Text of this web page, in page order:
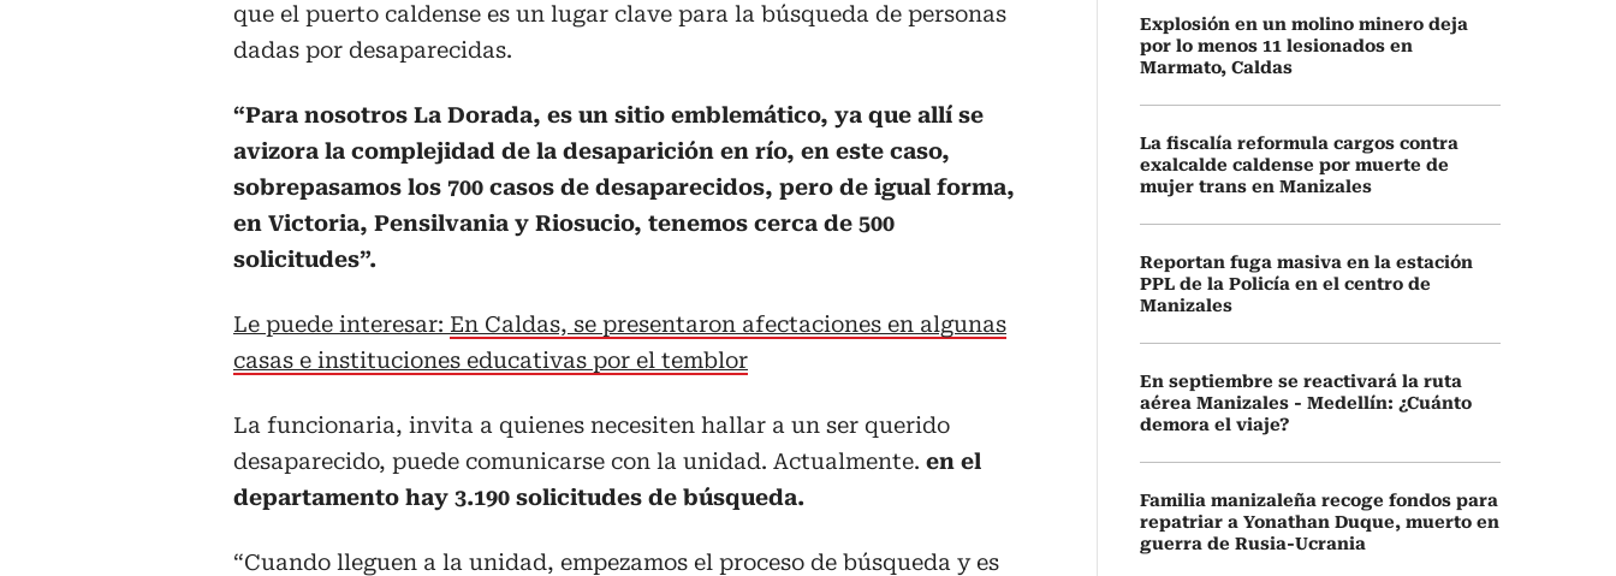
que el puerto caldense es un lugar clave para la búsqueda de personas
dadas por desaparecidas.
“Para nosotros La Dorada, es un sitio emblemático, ya que allí se
avizora la complejidad de la desaparición en río, en este caso,
sobrepasamos los 700 casos de desaparecidos, pero de igual forma,
en Victoria, Pensilvania y Riosucio, tenemos cerca de 500
solicitudes”.
Le puede interesar: En Caldas, se presentaron afectaciones en algunas
casas e instituciones educativas por el temblor
La funcionaria, invita a quienes necesiten hallar a un ser querido
desaparecido, puede comunicarse con la unidad. Actualmente. en el
departamento hay 3.190 solicitudes de búsqueda.
“Cuando lleguen a la unidad, empezamos el proceso de búsqueda y es
Explosión en un molino minero deja
por lo menos 11 lesionados en
Marmato, Caldas
La fiscalía reformula cargos contra
exalcalde caldense por muerte de
mujer trans en Manizales
Reportan fuga masiva en la estación
PPL de la Policía en el centro de
Manizales
En septiembre se reactivará la ruta
aérea Manizales - Medellín: ¿Cuánto
demora el viaje?
Familia manizaleña recoge fondos para
repatriar a Yonathan Duque, muerto en
guerra de Rusia-Ucrania